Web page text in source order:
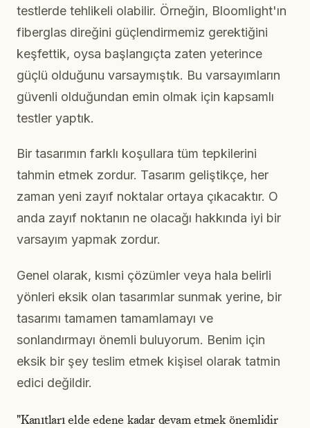
testlerde tehlikeli olabilir. Örneğin, Bloomlight'ın
fiberglas direğini güçlendirmemiz gerektiğini
keşfettik, oysa başlangıçta zaten yeterince
güçlü olduğunu varsaymıştık. Bu varsayımların
güvenli olduğundan emin olmak için kapsamlı
testler yaptık.
Bir tasarımın farklı koşullara tüm tepkilerini
tahmin etmek zordur. Tasarım geliştikçe, her
zaman yeni zayıf noktalar ortaya çıkacaktır. O
anda zayıf noktanın ne olacağı hakkında iyi bir
varsayım yapmak zordur.
Genel olarak, kısmi çözümler veya hala belirli
yönleri eksik olan tasarımlar sunmak yerine, bir
tasarımı tamamen tamamlamayı ve
sonlandırmayı önemli buluyorum. Benim için
eksik bir şey teslim etmek kişisel olarak tatmin
edici değildir.
"Kanıtları elde edene kadar devam etmek önemlidir